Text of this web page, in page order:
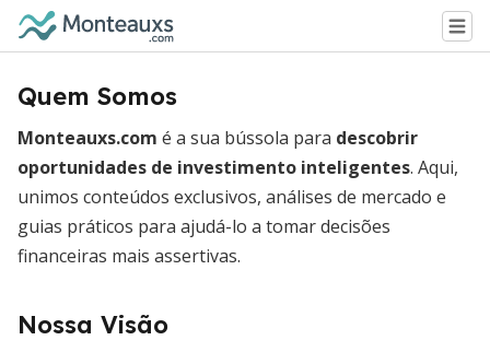
Quem Somos
Monteauxs.com é a sua bússola para descobrir
oportunidades de investimento inteligentes. Aqui,
unimos conteúdos exclusivos, análises de mercado e
guias práticos para ajudá-lo a tomar decisões
financeiras mais assertivas.
Nossa Visão